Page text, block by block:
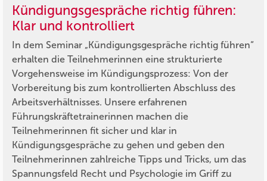
Kündigungsgespräche richtig führen:
Klar und kontrolliert
In dem Seminar „Kündigungsgespräche richtig führen“
erhalten die Teilnehmerinnen eine strukturierte
Vorgehensweise im Kündigungsprozess: Von der
Vorbereitung bis zum kontrollierten Abschluss des
Arbeitsverhältnisses. Unsere erfahrenen
Führungskräftetrainerinnen machen die
Teilnehmerinnen fit sicher und klar in
Kündigungsgespräche zu gehen und geben den
Teilnehmerinnen zahlreiche Tipps und Tricks, um das
Spannungsfeld Recht und Psychologie im Griff zu